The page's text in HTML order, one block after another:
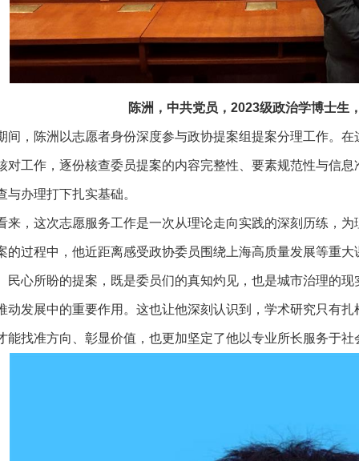
陈洲，中共党员，2023级政治学博士生
间，陈洲以志愿者身份深度参与政协提案组提案分理工作。
对工作，逐份核查委员提案的内容完整性、要素规范性与信
与办理打下扎实基础。
来，这次志愿服务工作是一次从理论走向实践的深刻历练，
的过程中，他近距离感受政协委员围绕上海高质量发展等重
民心所盼的提案，既是委员们的真知灼见，也是城市治理的
动发展中的重要作用。这也让他深刻认识到，学术研究只有
能找准方向、彰显价值，也更加坚定了他以专业所长服务于